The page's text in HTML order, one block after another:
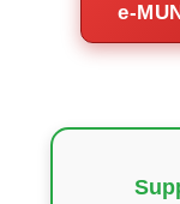
e-